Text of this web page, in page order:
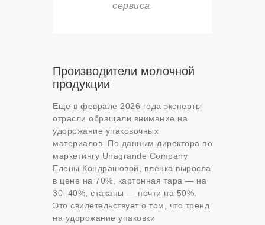
сервиса.
Производители молочной
продукции
Еще в феврале 2026 года эксперты
отрасли обращали внимание на
удорожание упаковочных
материалов. По данным директора по
маркетингу Unagrande Company
Елены Кондрашовой, пленка выросла
в цене на 70%, картонная тара — на
30–40%, стаканы — почти на 50%.
Это свидетельствует о том, что тренд
на удорожание упаковки